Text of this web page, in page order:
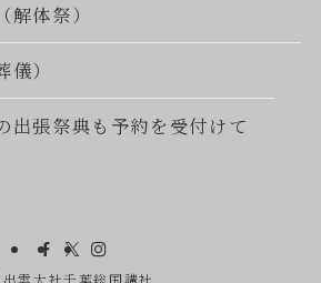
体祭）
）
出張祭典も予約を受付けて
出雲大社千葉総国講社.